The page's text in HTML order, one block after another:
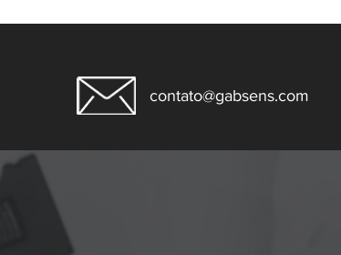
contato@gabsens.com